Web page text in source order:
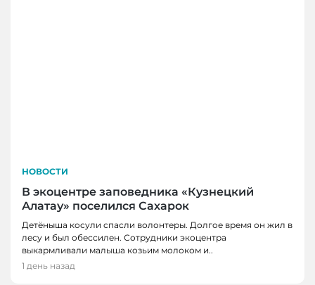
НОВОСТИ
В экоцентре заповедника «Кузнецкий
Алатау» поселился Сахарок
Детёныша косули спасли волонтеры. Долгое время он жил в
лесу и был обессилен. Сотрудники экоцентра
выкармливали малыша козьим молоком и..
1 день назад